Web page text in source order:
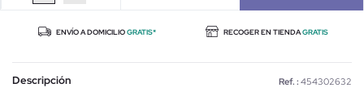
ENVÍO A DOMICILIOGRATIS* RECOGER EN TIENDAGRATIS
Descripción Ref. : 454302632